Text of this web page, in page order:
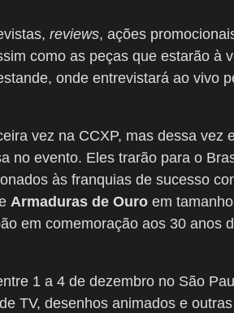
reviews, ações
como as peças que estarão à
onde entrevistará ao vivo
vez na CCXP, mas dessa vez
no evento. Eles trarão para o
às franquias de sucesso
Armaduras de Ouro em
em comemoração aos 30 anos
1 a 4 de dezembro no São
TV, desenhos animados e